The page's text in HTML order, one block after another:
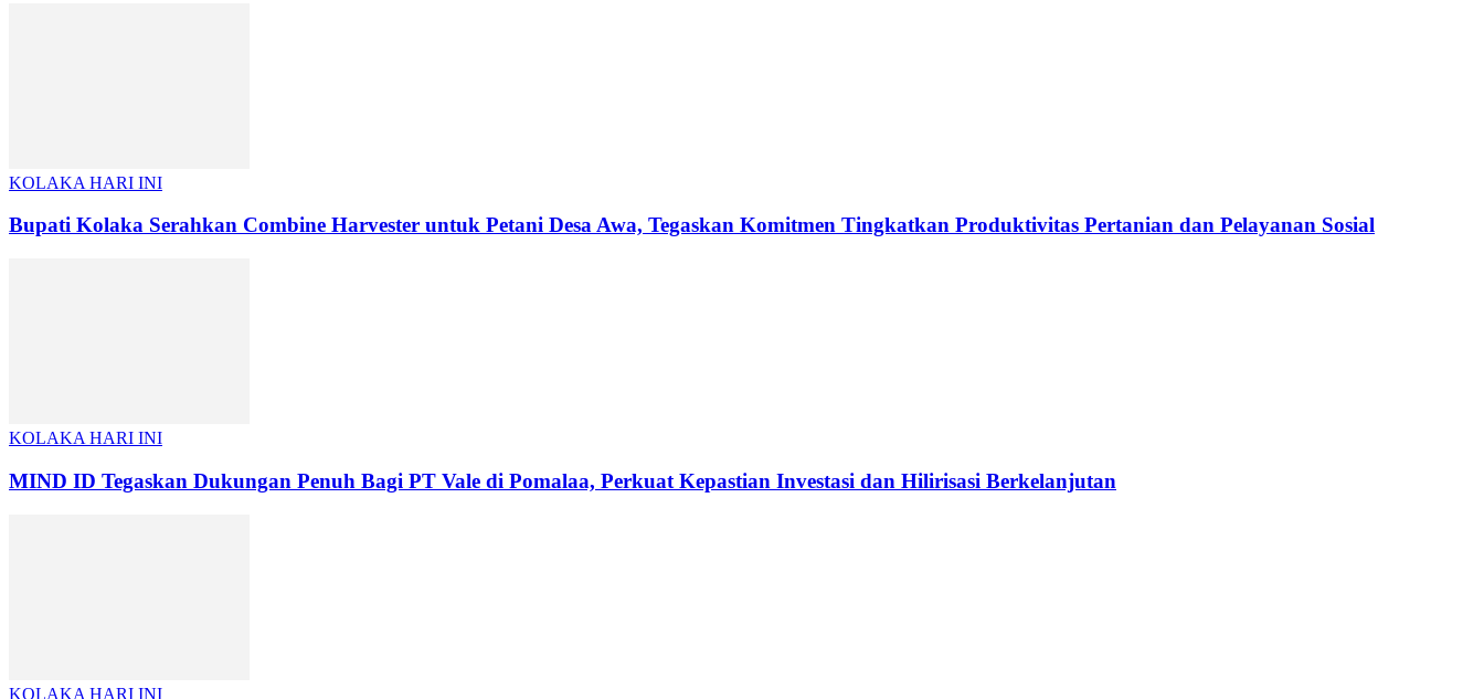
KOLAKA HARI INI
Bupati Kolaka Serahkan Combine Harvester untuk Petani Desa Awa, Tegaskan Komitmen Tingkatkan Produktivitas Pertanian dan Pelayanan Sosial
KOLAKA HARI INI
MIND ID Tegaskan Dukungan Penuh Bagi PT Vale di Pomalaa, Perkuat Kepastian Investasi dan Hilirisasi Berkelanjutan
KOLAKA HARI INI